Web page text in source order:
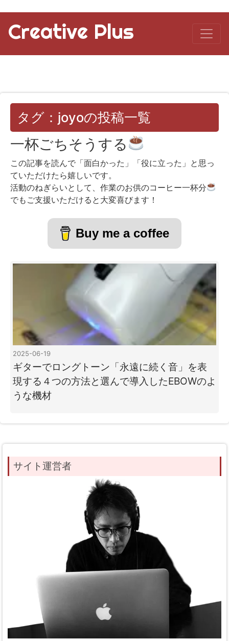
Creative Plus
タグ：joyoの投稿一覧
一杯ごちそうする
この記事を読んで「面白かった」「役に立った」と思っ
ていただけたら嬉しいです。
活動のねぎらいとして、作業のお供のコーヒー一杯分
でもご支援いただけると大変喜びます！
Buy me a coffee
2025-06-19
ギターでロングトーン「永遠に続く音」を表
現する４つの方法と選んで導入したEBOWのよ
うな機材
サイト運営者